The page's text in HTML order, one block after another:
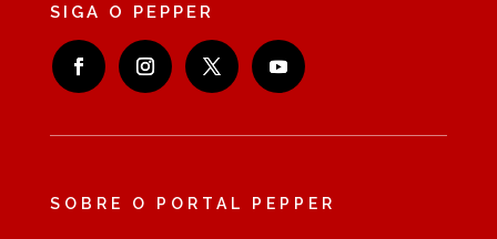
SIGA O PEPPER
SOBRE O PORTAL PEPPER